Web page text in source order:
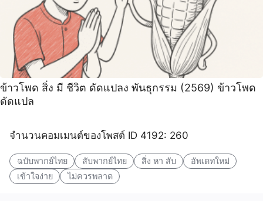
ข้าวโพด สิ่ง มี ชีวิต ดัดแปลง พันธุกรรม (2569) ข้าวโพด
ดัดแปล
จำนวนคอมเมนต์ของโพสต์ ID 4192: 260
ฉบับพากย์ไทย สับพากย์ไทย สิ่ง หา สับ
อัพเดทใหม่
เข้าใจง่าย
ไม่ควรพลาด